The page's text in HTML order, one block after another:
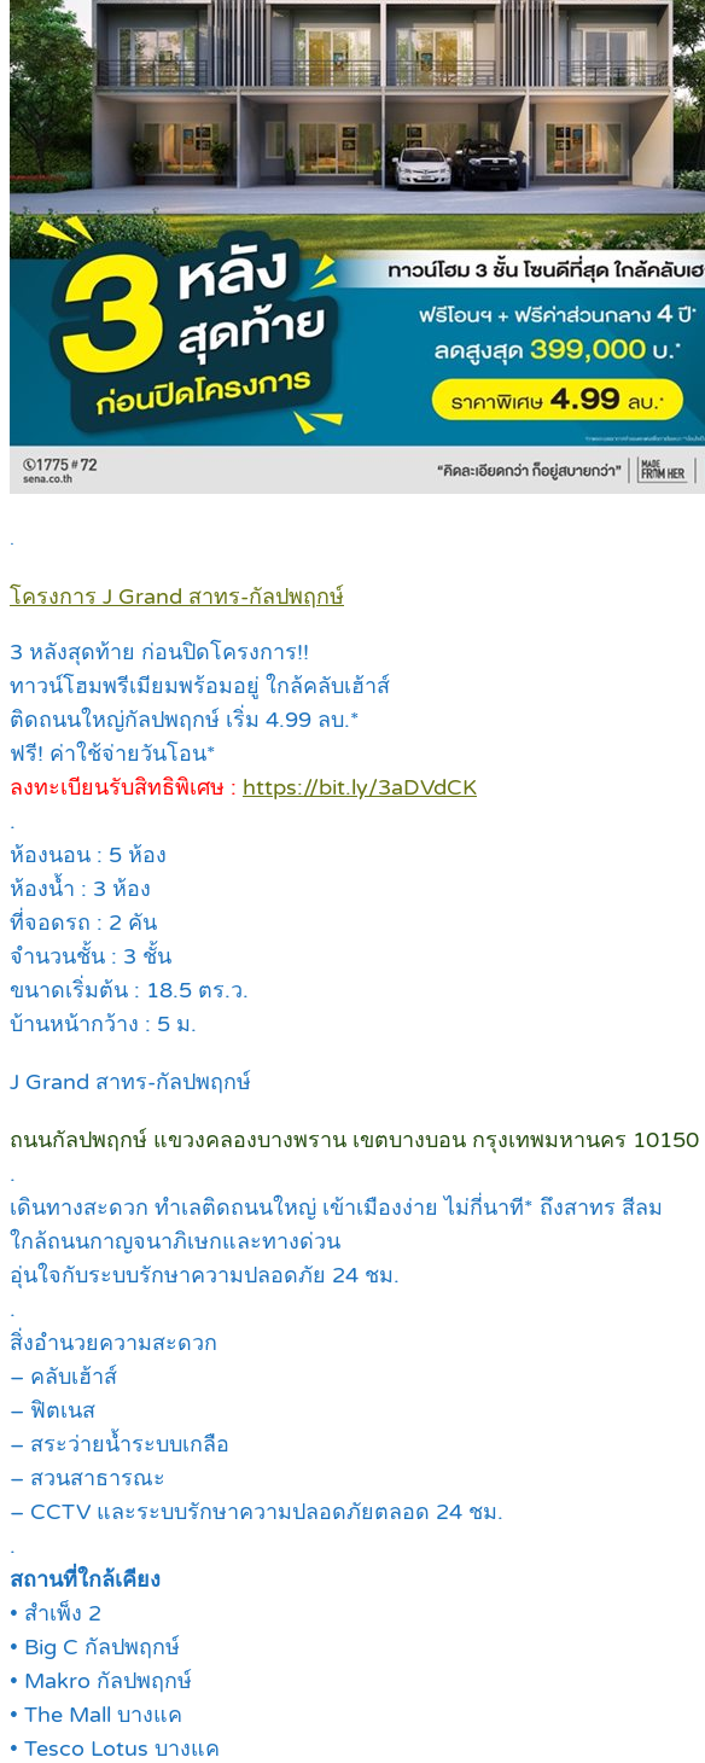
.
โครงการ J Grand สาทร-กัลปพฤกษ์
3 หลังสุดท้าย ก่อนปิดโครงการ!!
ทาวน์โฮมพรีเมียมพร้อมอยู่ ใกล้คลับเฮ้าส์
ติดถนนใหญ่กัลปพฤกษ์ เริ่ม 4.99 ลบ.*
ฟรี! ค่าใช้จ่ายวันโอน*
ลงทะเบียนรับสิทธิพิเศษ : https://bit.ly/3aDVdCK
.
ห้องนอน : 5 ห้อง
ห้องน้ำ : 3 ห้อง
ที่จอดรถ : 2 คัน
จำนวนชั้น : 3 ชั้น
ขนาดเริ่มต้น : 18.5 ตร.ว.
บ้านหน้ากว้าง : 5 ม.
J Grand สาทร-กัลปพฤกษ์
ถนนกัลปพฤกษ์ แขวงคลองบางพราน เขตบางบอน กรุงเทพมหานคร 10150
.
เดินทางสะดวก ทำเลติดถนนใหญ่ เข้าเมืองง่าย ไม่กี่นาที* ถึงสาทร สีลม
ใกล้ถนนกาญจนาภิเษกและทางด่วน
อุ่นใจกับระบบรักษาความปลอดภัย 24 ชม.
.
สิ่งอำนวยความสะดวก
– คลับเฮ้าส์
– ฟิตเนส
– สระว่ายน้ำระบบเกลือ
– สวนสาธารณะ
– CCTV และระบบรักษาความปลอดภัยตลอด 24 ชม.
.
สถานที่ใกล้เคียง
• สำเพ็ง 2
• Big C กัลปพฤกษ์
• Makro กัลปพฤกษ์
• The Mall บางแค
• Tesco Lotus บางแค